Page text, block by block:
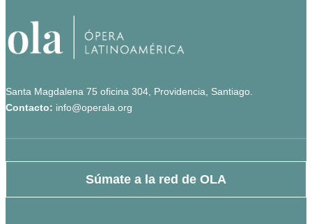
Santa Magdalena 75 oficina 304, Providencia, Santiago.
Contacto: info@operala.org
Súmate a la red de OLA